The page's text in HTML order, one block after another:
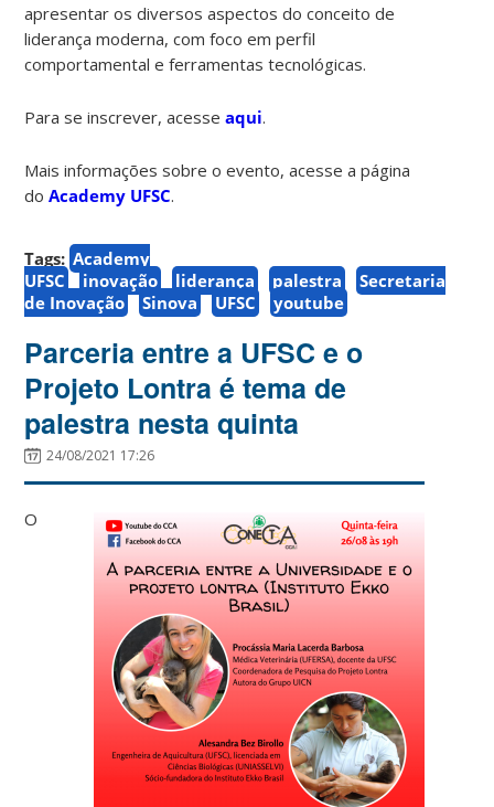
apresentar os diversos aspectos do conceito de
liderança moderna, com foco em perfil
comportamental e ferramentas tecnológicas.
Para se inscrever, acesseaqui.
Mais informações sobre o evento, acesse a página
doAcademy UFSC.
Tags: Academy
UFSC
inovação liderança palestra
Secretaria
de Inovação
Sinova UFSC youtube
Parceria entre a UFSC e o
Projeto Lontra é tema de
palestra nesta quinta
24/08/2021 17:26
O